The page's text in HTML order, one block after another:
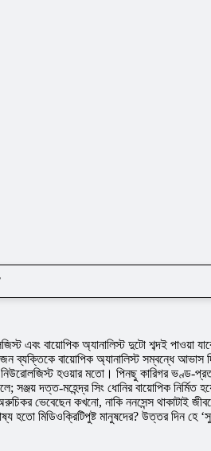
এবং বায়োপিক অ্যানালিস্ট দুটো শব্দই পাওয়া
বায়োপিক অ্যানালিস্ট সম্বন্ধে আভাস
হওয়ার মতো। পিনছু কারিগর ভণ্ড-
দত্ত-মহেন্দ্র সিং ধোনির বায়োপিক নির্মিত
ভেবেছেন কখনো, নাকি ননসেন্স থাকাটাই
হতো মিডিওক্রিটিপুষ্ট মানুষদের? উত্তর দিন হে